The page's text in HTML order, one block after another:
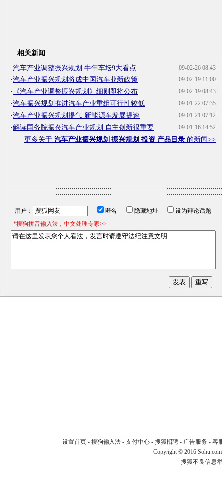
相关新闻
09-02-26 08:43
·汽车产业调整振兴规划 牛年车坛9大看点
09-02-19 11:00
·汽车产业振兴规划将成中国汽车业新政策
09-02-19 08:43
· 《汽车产业调整振兴规划》细则即将公布
09-01-22 07:35
·汽车振兴规划推进汽车产业重组可行性较低
09-01-21 07:12
·汽车产业振兴规划提气 新能源车发展提速
09-01-16 14:52
·解读国务院振兴汽车产业规划 自主创新很重要
更多关于 汽车产业振兴规划 振兴规划 投资 产品目录 的新闻>>
用户： 匿名 隐藏地址
设为辩论话题
*搜狗拼音输入法，中文处理专家>>
设置首页- 搜狗输入法- 支付中心- 搜狐招聘- 广告服务 - 客
Copyright © 2016
搜狐不良信息